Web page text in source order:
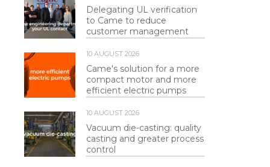
Delegating UL verification
to Came to reduce
customer management
10 AUGUST 2026
Came's solution for a more
compact motor and more
efficient electric pumps
10 AUGUST 2026
Vacuum die-casting: quality
casting and greater process
control